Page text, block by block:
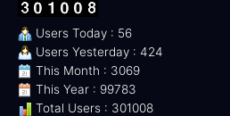
Users Today : 56
Users Yesterday : 424
This Month : 3069
This Year : 99783
Total Users : 301008